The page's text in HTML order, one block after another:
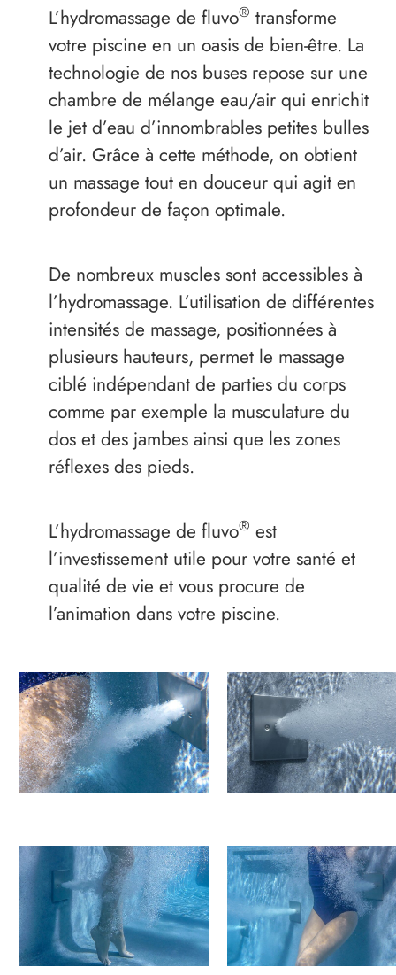
L’hydromassage de fluvo® transforme
votre piscine en un oasis de bien-être. La
technologie de nos buses repose sur une
chambre de mélange eau/air qui enrichit
le jet d’eau d’innombrables petites bulles
d’air. Grâce à cette méthode, on obtient
un massage tout en douceur qui agit en
profondeur de façon optimale.
De nombreux muscles sont accessibles à
l’hydromassage. L’utilisation de différentes
intensités de massage, positionnées à
plusieurs hauteurs, permet le massage
ciblé indépendant de parties du corps
comme par exemple la musculature du
dos et des jambes ainsi que les zones
réflexes des pieds.
L’hydromassage de fluvo® est
l’investissement utile pour votre santé et
qualité de vie et vous procure de
l’animation dans votre piscine.